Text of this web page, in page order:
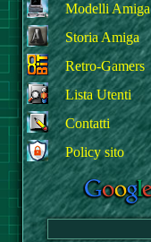
Modelli Amiga
Storia Amiga
Retro-Gamers
Lista Utenti
Contatti
Policy sito